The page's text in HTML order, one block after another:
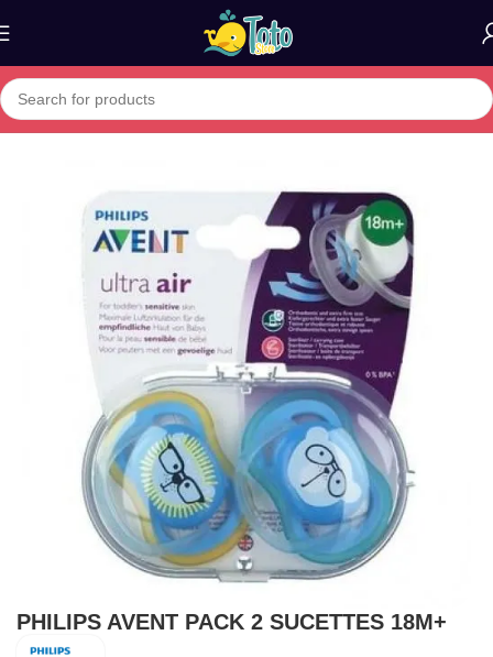
Home»Boutique»PHILIPS AVENT PACK 2 SUCETTES 18M+
PHILIPS AVENT PACK 2 SUCETTES 18M+